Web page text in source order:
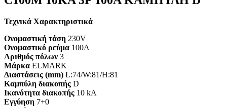
Τεχνικά Χαρακτηριστικά
Ονομαστική τάση 230V
Ονομαστικό ρεύμα 100A
Αριθμός πόλων 3
Μάρκα ELMARK
Διαστάσεις (mm) L:74/W:81/H:81
Καμπύλη διακοπής D
Ικανότητα διακοπής 10 kA
Εγγύηση 7+0